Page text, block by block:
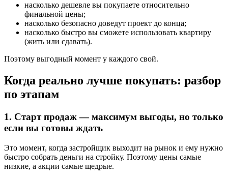
насколько дешевле вы покупаете относительно
финальной цены;
насколько безопасно доведут проект до конца;
насколько быстро вы сможете использовать квартиру
(жить или сдавать).
Поэтому выгодный момент у каждого свой.
Когда реально лучше покупать: разбор
по этапам
1. Старт продаж — максимум выгоды, но только
если вы готовы ждать
Это момент, когда застройщик выходит на рынок и ему нужно
быстро собрать деньги на стройку. Поэтому цены самые
низкие, а акции самые щедрые.